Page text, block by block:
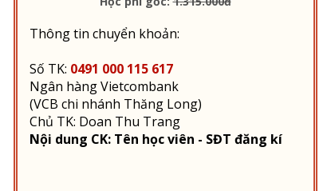
Thông tin chuyển khoản:
Số TK: 0491 000 115 617
Ngân hàng Vietcombank
(VCB chi nhánh Thăng Long)
Chủ TK: Doan Thu Trang
Nội dung CK: Tên học viên - SĐT đăng kí